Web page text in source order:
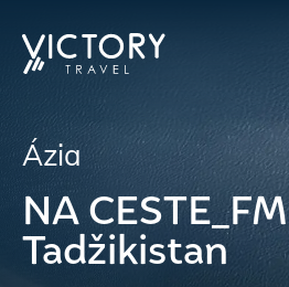
Ázia
NA CESTE_FM
Tadžikistan